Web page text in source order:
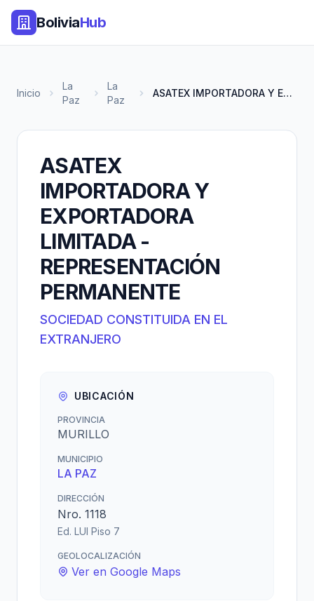
BoliviaHub
Inicio
La
Paz
La
Paz
ASATEX IMPORTADORA Y EXPORTADO...
ASATEX
IMPORTADORA Y
EXPORTADORA
LIMITADA -
REPRESENTACIÓN
PERMANENTE
SOCIEDAD CONSTITUIDA EN EL
EXTRANJERO
UBICACIÓN
PROVINCIA
MURILLO
MUNICIPIO
LA PAZ
DIRECCIÓN
Nro. 1118
Ed. LUI Piso 7
GEOLOCALIZACIÓN
Ver en Google Maps